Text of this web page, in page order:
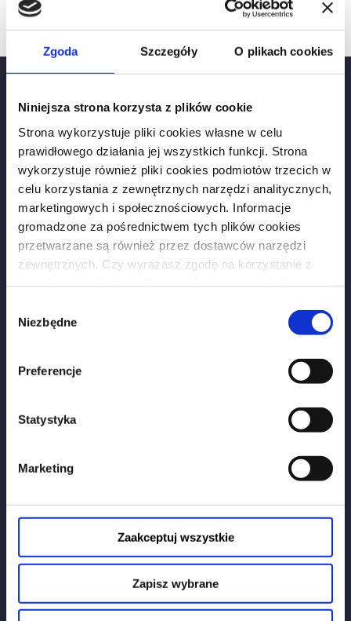
Zgoda Szczegóły O plikach cookies
Niniejsza strona korzysta z plików cookie
Strona wykorzystuje pliki cookies własne w celu
prawidłowego działania jej wszystkich funkcji. Strona
wykorzystuje również pliki cookies podmiotów trzecich w
celu korzystania z zewnętrznych narzędzi analitycznych,
marketingowych i społecznościowych. Informacje
gromadzone za pośrednictwem tych plików cookies
przetwarzane są również przez dostawców narzędzi
zewnętrznych. Czy wyrażasz zgodę na korzystanie z
zgody
Niezbędne
Preferencje
Statystyka
Marketing
Zaakceptuj wszystkie
Zapisz wybrane
Kontakt:
+48 505 906 670
+48 509 641 175
biuro@khkancelaria.pl
Dane kancelarii:
Kancelaria Radcy Prawnego Hanna Szczepankowska
Napisz do nas: